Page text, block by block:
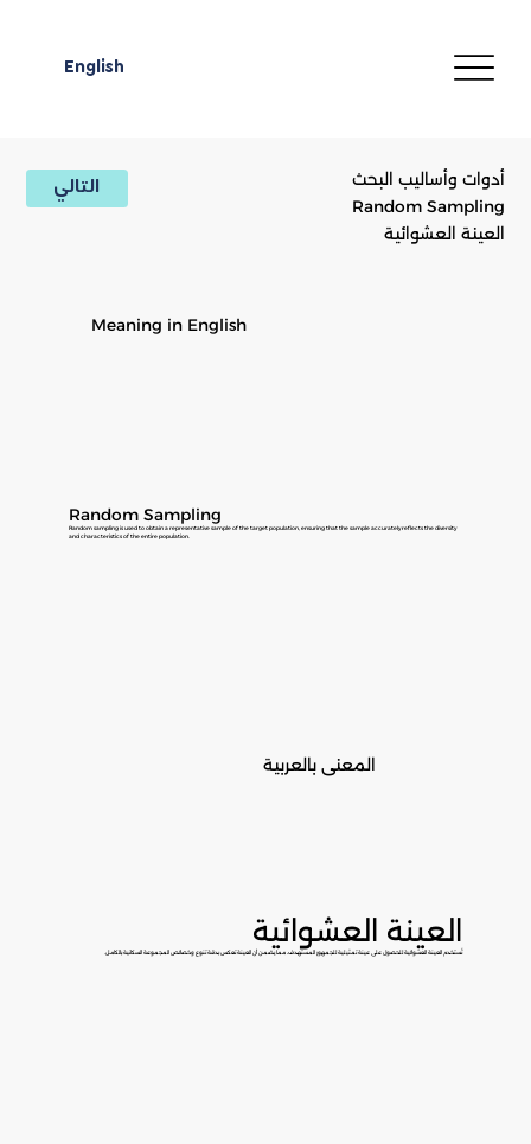
English
التالي
Random Sampling
العينة العشوائية
أدوات وأساليب البحث
Meaning in English
Random Sampling
Random sampling is used to obtain a representative sample of the target population, ensuring that the sample accurately reflects the diversity
and characteristics of the entire population.
المعنى بالعربية
العينة العشوائية
تُستخدم العينة العشوائية للحصول على عينة تمثيلية للجمهور المستهدف، مما يضمن أن العينة تعكس بدقة تنوع وخصائص المجموعة السكانية بالكامل.